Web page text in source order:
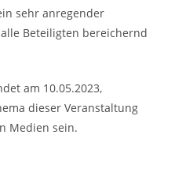
sehr anregender
Beteiligten bereichernd
am 10.05.2023,
dieser Veranstaltung
Medien sein.